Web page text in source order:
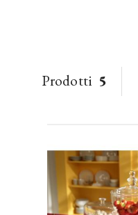
Prodotti 5